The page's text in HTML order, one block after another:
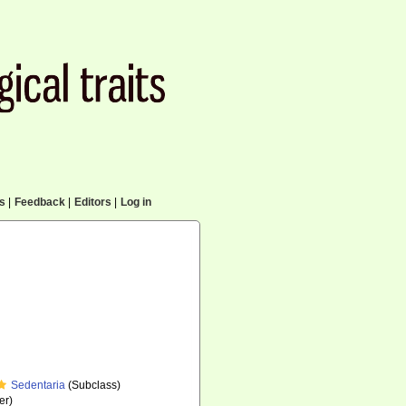
Feedback| Editors Log in
Sedentaria (Subclass)